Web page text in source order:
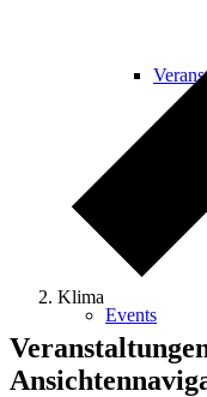
Events
Klima